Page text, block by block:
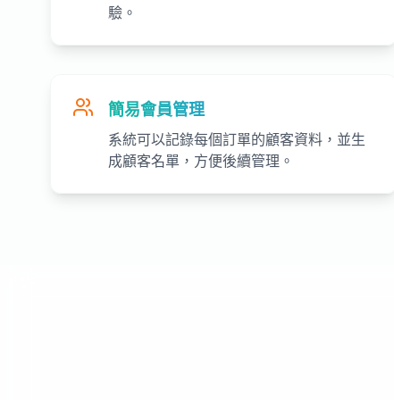
驗。
簡易會員管理
系統可以記錄每個訂單的顧客資料，並生
成顧客名單，方便後續管理。